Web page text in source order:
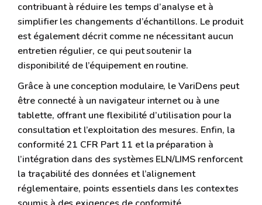
contribuant à réduire les temps d’analyse et à
simplifier les changements d’échantillons. Le produit
est également décrit comme ne nécessitant aucun
entretien régulier, ce qui peut soutenir la
disponibilité de l’équipement en routine.
Grâce à une conception modulaire, le VariDens peut
être connecté à un navigateur internet ou à une
tablette, offrant une flexibilité d’utilisation pour la
consultation et l’exploitation des mesures. Enfin, la
conformité 21 CFR Part 11 et la préparation à
l’intégration dans des systèmes ELN/LIMS renforcent
la traçabilité des données et l’alignement
réglementaire, points essentiels dans les contextes